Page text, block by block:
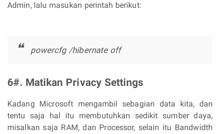
Admin, lalu masukan perintah berikut:
powercfg /hibernate off
6#. Matikan Privacy Settings
Kadang Microsoft mengambil sebagian data kita, dan
tentu saja hal itu membutuhkan sedikit sumber daya,
misalkan saja RAM, dan Processor, selain itu Bandwidth